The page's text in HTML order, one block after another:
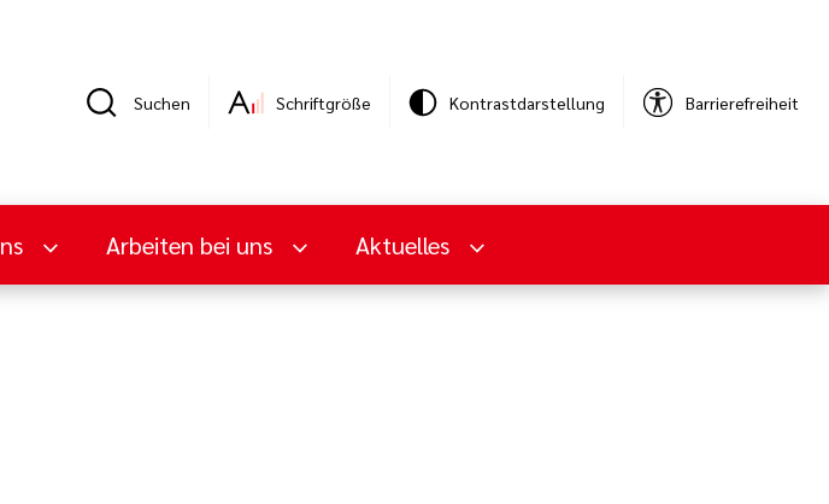
Suchen Schriftgröße Kontrastdarstellung Barrierefreiheit
Arbeiten bei uns Aktuelles